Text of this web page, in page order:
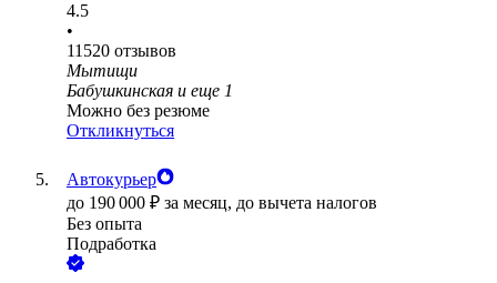
4.5
•
11520 отзывов
Мытищи
Бабушкинская и еще 1
Можно без резюме
Откликнуться
Автокурьер
до 190 000 ₽ за месяц, до вычета налогов
Без опыта
Подработка